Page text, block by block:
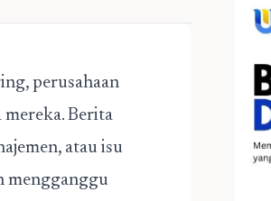
perusahaan
Berita
atau isu
mengganggu